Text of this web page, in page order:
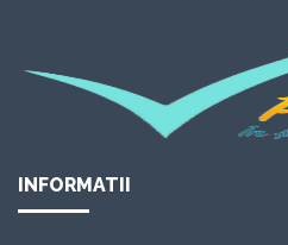
INFORMATII